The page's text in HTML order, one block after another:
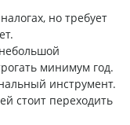
но требует
минимум год.
инструмент.
стоит переходить